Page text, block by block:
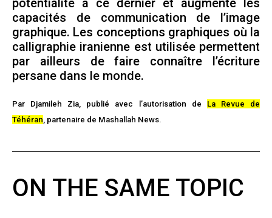
potentialité à ce dernier et augmente les
capacités de communication de l’image
graphique. Les conceptions graphiques où la
calligraphie iranienne est utilisée permettent
par ailleurs de faire connaître l’écriture
persane dans le monde.
Par Djamileh Zia, publié avec l’autorisation de La Revue de
Téhéran, partenaire de Mashallah News.
ON THE SAME TOPIC